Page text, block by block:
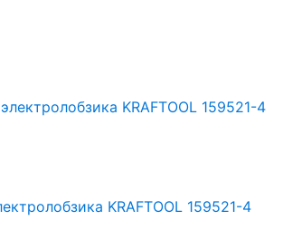
KRAFTOOL 159521-4